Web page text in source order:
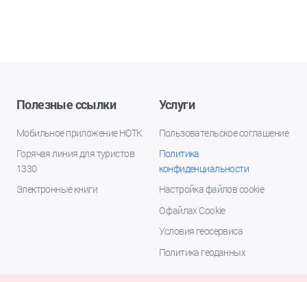
Полезные ссылки
Мобильное приложение НОТК
Горячая линия для туристов
1330
Электронные книги
Услуги
Пользовательское соглашение
Политика
конфиденциальности
Настройка файлов cookie
О файлах Cookie
Условия геосервиса
Политика геоданных